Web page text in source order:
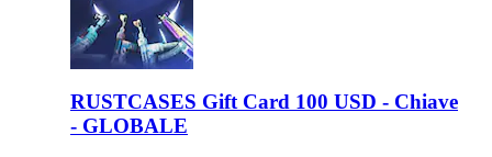
RUSTCASES Gift Card 100 USD - Chiave
- GLOBALE